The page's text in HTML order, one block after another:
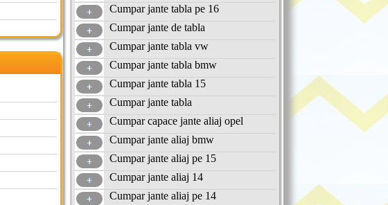
Cumpar jante tabla pe 16
Cumpar jante de tabla
Cumpar jante tabla vw
Cumpar jante tabla bmw
Cumpar jante tabla 15
Cumpar jante tabla
Cumpar capace jante aliaj opel
Cumpar jante aliaj bmw
Cumpar jante aliaj pe 15
Cumpar jante aliaj 14
Cumpar jante aliaj pe 14